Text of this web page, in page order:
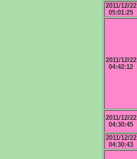
2011/12/22
05:01:25
2011/12/22
04:42:12
2011/12/22
04:30:45
2011/12/22
04:30:43